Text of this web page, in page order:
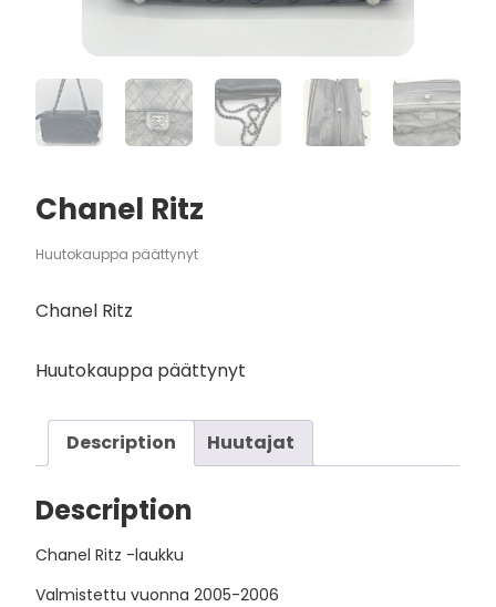
Chanel Ritz
Huutokauppa päättynyt
Chanel Ritz
Huutokauppa päättynyt
Description Huutajat
Description
Chanel Ritz -laukku
Valmistettu vuonna 2005-2006